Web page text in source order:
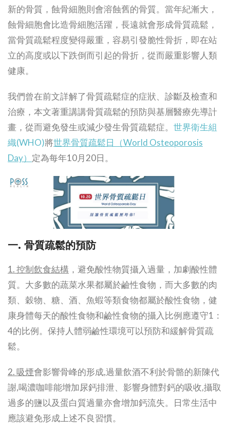
新的骨質，蝕骨細胞則會溶蝕舊的骨質。當年紀漸大，
蝕骨細胞會比造骨細胞活躍，長遠就會形成骨質疏鬆，
當骨質疏鬆程度變得嚴重，容易引發脆性骨折，即在站
立的高度或以下跌倒而引起的骨折，從而嚴重影響人類
健康。
我們曾在前文詳解了骨質疏鬆症的症狀、診斷及檢查和
治療，本文著重講講骨質疏鬆的預防與基層醫療先導計
畫，從而避免發生或減少發生骨質疏鬆症。 世界衛生組
織(WHO)將世界骨質疏鬆日（World Osteoporosis
Day） 定為每年10月20日。
一. 骨質疏鬆的預防
1. 控制飲食結構 ，避免酸性物質攝入過量，加劇酸性體
質。大多數的蔬菜水果都屬於鹼性食物，而大多數的肉
類、穀物、糖、酒、魚蝦等類食物都屬於酸性食物，健
康身體每天的酸性食物和鹼性食物的攝入比例應遵守1：
4的比例。保持人體弱鹼性環境可以預防和緩解骨質疏
鬆。
2. 吸煙會影響骨峰的形成,過量飲酒不利於骨骼的新陳代
謝,喝濃咖啡能增加尿鈣排泄、影響身體對鈣的吸收,攝取
過多的鹽以及蛋白質過量亦會增加鈣流失。日常生活中
應該避免形成上述不良習慣。